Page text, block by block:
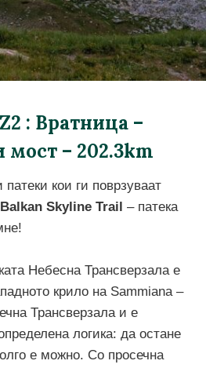
: Вратница –
– 202.3km
патеки кои ги поврзуваат
Balkan Skyline Trail – патека
Небесна Трансверзала е
крило на Sammiana –
Трансверзала и е
логика: да остане
е можно. Со просечна